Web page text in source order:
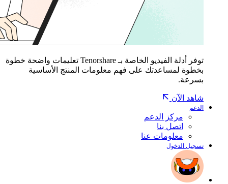
توفر أدلة الفيديو الخاصة بـ Tenorshare تعليمات واضحة خطوة
بخطوة لمساعدتك على فهم معلومات المنتج الأساسية
بسرعة.
شاهد الآن
الدعم
مركز الدعم
اتصل بنا
معلومات عنا
تسجيل الدخول